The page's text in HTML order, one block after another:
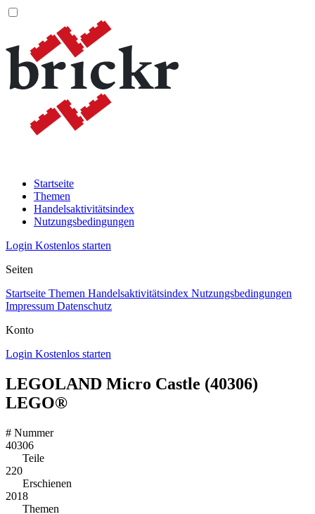
Startseite
Themen
Handelsaktivitätsindex
Nutzungsbedingungen
Login Kostenlos starten
Seiten
Startseite Themen Handelsaktivitätsindex Nutzungsbedingungen
Impressum Datenschutz
Konto
Login Kostenlos starten
LEGOLAND Micro Castle (40306)
LEGO®
# Nummer
40306
Teile
220
Erschienen
2018
Themen